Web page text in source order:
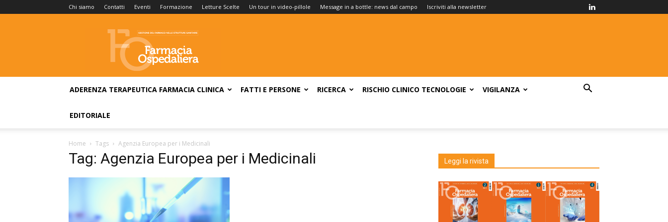
Chi siamo Contatti Eventi Formazione Letture Scelte Un tour in video-pillole Message in a bottle: news dal campo Iscriviti alla newsletter
Farmacia
Ospedaliera
ADERENZA TERAPEUTICA FARMACIA CLINICA FATTI E PERSONE RICERCA RISCHIO CLINICO TECNOLOGIE VIGILANZA
EDITORIALE
Home Tags Agenzia Europea per i Medicinali
Tag: Agenzia Europea per i Medicinali Leggi la rivista